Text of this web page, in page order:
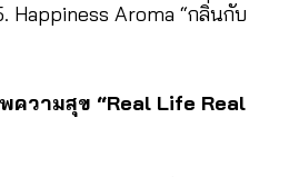
Happiness Aroma “กลิ่นกับ
ความสุข “Real Life Real